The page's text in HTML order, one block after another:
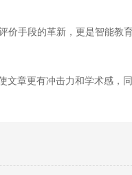
手段的革新，更是智能教
章更有冲击力和学术感，同